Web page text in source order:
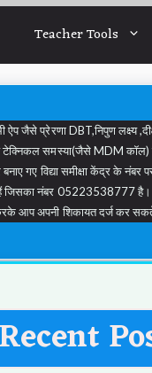
Teacher Tools
ऐप जैसे प्रेरणा DBT,निपुण लक्ष्य
टेक्निकल समस्या(जैसे MDM कॉल)
बनाए गए विद्या समीक्षा केंद्र के
नंबर 05223538777 है।
आप अपनी शिकायत दर्ज कर
Recent